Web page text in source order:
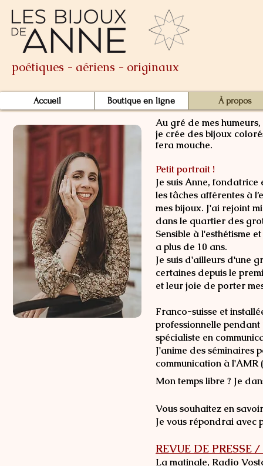
poétiques - aériens - originaux
Accueil Boutique en ligne À propos
Au gré de mes
je crée des bijoux
fera mouche.
Petit portrait !
Je suis Anne, fondatrice
les tâches afférentes à
mes bijoux. J'ai rejoint
dans le quartier des
Sensible à l'esthétisme
a plus de 10 ans.
Je suis d'ailleurs d'une
certaines depuis le
et leur joie de porter
Franco-suisse et
professionnelle pendant
spécialiste en
J'anime des séminaires
communication à
Mon temps libre ? Je
Vous souhaitez en
Je vous répondrai avec
REVUE DE
La matinale, Radio